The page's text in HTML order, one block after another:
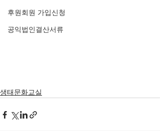
후원회원 가입신청
공익법인결산서류
생태문화교실